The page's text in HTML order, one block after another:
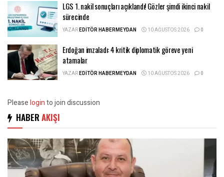
LGS 1. nakil sonuçları açıklandı! Gözler şimdi ikinci nakil
sürecinde
YAZAREDITÖR HABERMEYDAN 10 AĞUSTOS 2026 0
Erdoğan imzaladı: 4 kritik diplomatik göreve yeni
atamalar
YAZAREDITÖR HABERMEYDAN 10 AĞUSTOS 2026 0
Pleaseloginto join discussion
HABER AKIŞI